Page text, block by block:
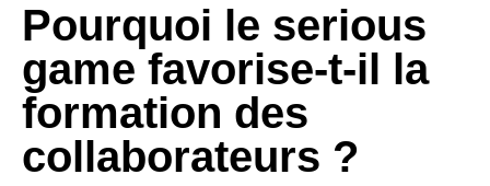
Pourquoi le serious
game favorise-t-il la
formation des
collaborateurs ?